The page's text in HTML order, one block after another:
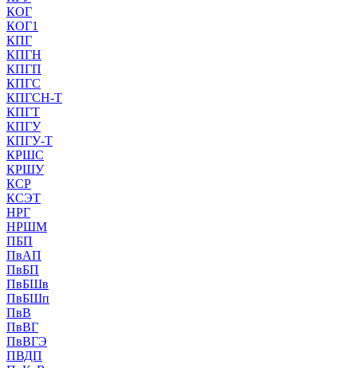
КОГ
КОГ1
КПГ
КПГН
КПГП
КПГС
КПГСН-Т
КПГТ
КПГУ
КПГУ-Т
КРШС
КРШУ
КСР
КСЭТ
НРГ
НРШМ
ПБП
ПвАП
ПвБП
ПвБШв
ПвБШп
ПвВ
ПвВГ
ПвВГЭ
ПВДП